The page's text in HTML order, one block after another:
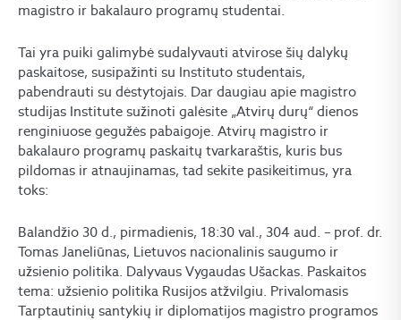
magistro ir bakalauro programų studentai.
Tai yra puiki galimybė sudalyvauti atvirose šių dalykų
paskaitose, susipažinti su Instituto studentais,
pabendrauti su dėstytojais. Dar daugiau apie magistro
studijas Institute sužinoti galėsite „Atvirų durų“ dienos
renginiuose gegužės pabaigoje. Atvirų magistro ir
bakalauro programų paskaitų tvarkaraštis, kuris bus
pildomas ir atnaujinamas, tad sekite pasikeitimus, yra
toks:
Balandžio 30 d., pirmadienis, 18:30 val., 304 aud. – prof. dr.
Tomas Janeliūnas, Lietuvos nacionalinis saugumo ir
užsienio politika. Dalyvaus Vygaudas Ušackas. Paskaitos
tema: užsienio politika Rusijos atžvilgiu. Privalomasis
Tarptautinių santykių ir diplomatijos magistro programos